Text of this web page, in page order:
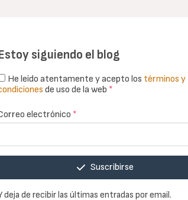
siguiendo el blog
He leído atentamente y acepto los términos y
de uso de la web *
electrónico *
Suscribirse
deja de recibir las últimas entradas por email.